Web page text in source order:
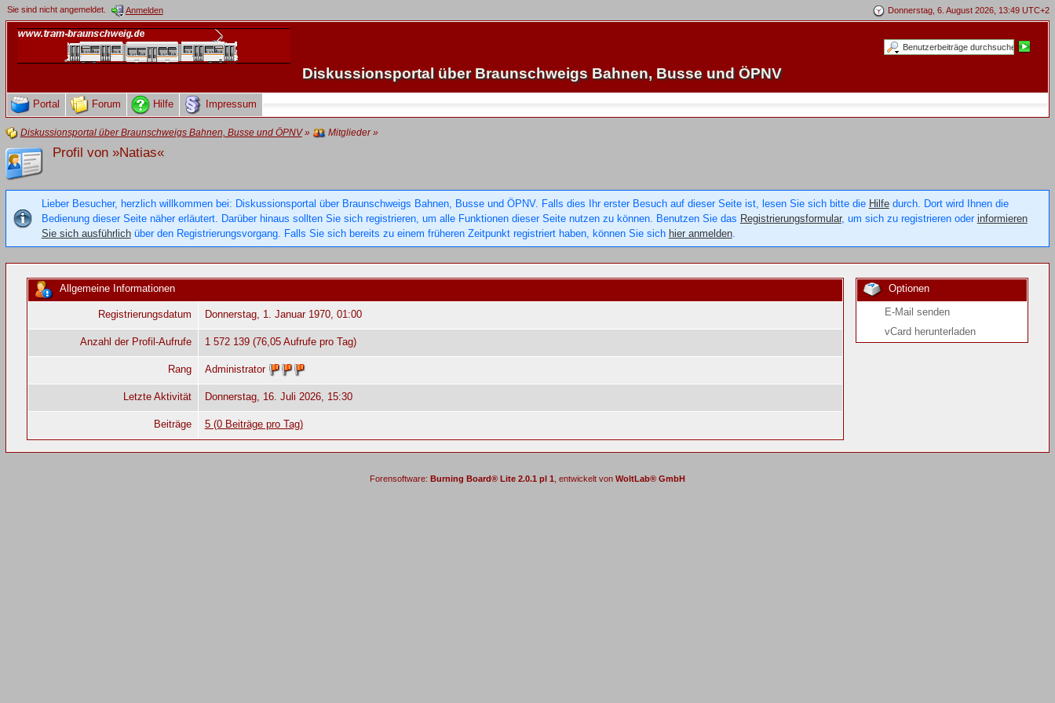
Donnerstag, 6. August 2026, 13:49 UTC+2
Sie sind nicht angemeldet. Anmelden
Diskussionsportal über Braunschweigs Bahnen, Busse und ÖPNV
Portal Forum Hilfe Impressum
Diskussionsportal über Braunschweigs Bahnen, Busse und ÖPNV» Mitglieder»
Profil von »Natias«
Lieber Besucher, herzlich willkommen bei: Diskussionsportal über Braunschweigs Bahnen, Busse und ÖPNV. Falls dies Ihr erster Besuch auf dieser Seite ist, lesen Sie sich bitte die Hilfedurch. Dort wird Ihnen die
Bedienung dieser Seite näher erläutert. Darüber hinaus sollten Sie sich registrieren, um alle Funktionen dieser Seite nutzen zu können. Benutzen Sie das Registrierungsformular, um sich zu registrieren oder informieren
Sie sich ausführlichüber den Registrierungsvorgang. Falls Sie sich bereits zu einem früheren Zeitpunkt registriert haben, können Sie sich hier anmelden.
Optionen
E-Mail senden
vCard herunterladen
Allgemeine Informationen
Registrierungsdatum Donnerstag, 1. Januar 1970, 01:00
Anzahl der Profil-Aufrufe 1 572 139 (76,05 Aufrufe pro Tag)
Rang Administrator
Letzte Aktivität Donnerstag, 16. Juli 2026, 15:30
Beiträge 5 (0 Beiträge pro Tag)
Forensoftware: Burning Board® Lite 2.0.1 pl 1 , entwickelt von WoltLab® GmbH